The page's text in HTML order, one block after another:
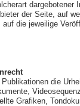
dargebotener
der Seite, auf
die jeweilige
die
Grafiken,